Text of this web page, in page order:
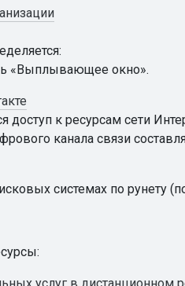
«Выплывающее окно».
доступ к ресурсам сети
канала связи
системах по рунету